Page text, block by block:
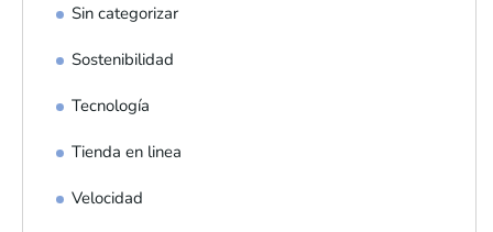
Sin categorizar
Sostenibilidad
Tecnología
Tienda en linea
Velocidad